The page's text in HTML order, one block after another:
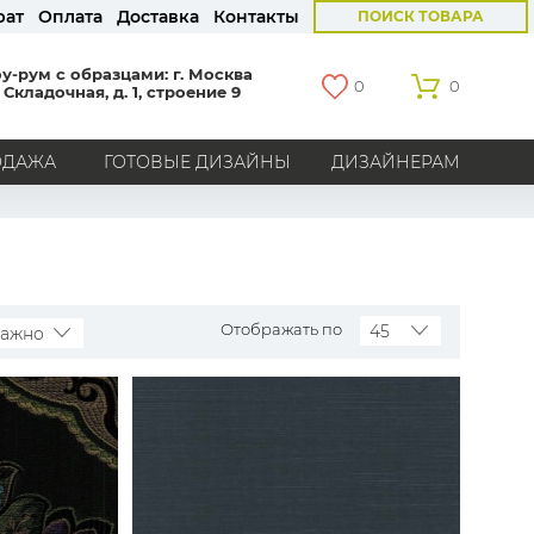
Оплата Доставка Контакты ПОИСК ТОВАРА
рум с образцами: г. Москва
Складочная, д. 1, строение 9
0 0
ГОТОВЫЕ ДИЗАЙНЫ ДИЗАЙНЕРАМ
Marburg
Loymina
Andrea Rossi
Zambaiti
KT-Exclusive
Hygge Roll
Отображать по 45